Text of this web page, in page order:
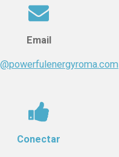
Email
Conectar